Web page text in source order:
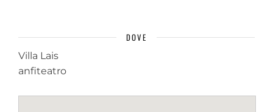
DOVE
Villa Lais
anfiteatro